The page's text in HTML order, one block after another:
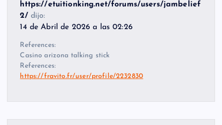
https://etuitionking.net/forums/users/jambelief
2/ dijo:
14 de Abril de 2026 a las 02:26
References:
Casino arizona talking stick
References:
https://fravito.fr/user/profile/2232830